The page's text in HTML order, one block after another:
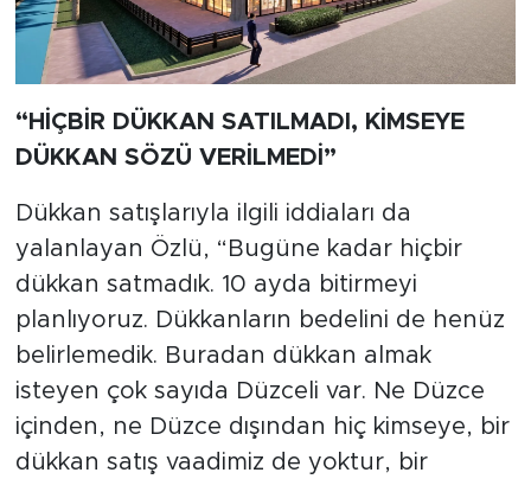
“HİÇBİR DÜKKAN SATILMADI, KİMSEYE
DÜKKAN SÖZÜ VERİLMEDİ”
Dükkan satışlarıyla ilgili iddiaları da
yalanlayan Özlü, “Bugüne kadar hiçbir
dükkan satmadık. 10 ayda bitirmeyi
planlıyoruz. Dükkanların bedelini de henüz
belirlemedik. Buradan dükkan almak
isteyen çok sayıda Düzceli var. Ne Düzce
içinden, ne Düzce dışından hiç kimseye, bir
dükkan satış vaadimiz de yoktur, bir